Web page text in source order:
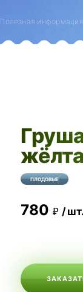
Полезная информация
ПЛОДОВЫЕ
780 шт.